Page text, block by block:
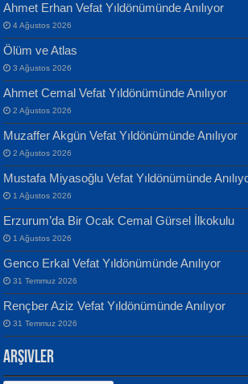
ATİLLA ÖZEN
Sultan Olmadan Önce Eyüp...
EKREM KARABABA
Banu Sancak
Defterimden İçeri...
İsmail Aydos
İnkisar...
Ahmet Erhan Vefat Yıldönümünde Anılıyor
4 Ağustos 2026
Ölüm ve Atlas
3 Ağustos 2026
Ahmet Cemal Vefat Yıldönümünde Anılıyor
2 Ağustos 2026
Muzaffer Akgün Vefat Yıldönümünde Anılıyor
2 Ağustos 2026
Mustafa Miyasoğlu Vefat Yıldönümünde
1 Ağustos 2026
Erzurum’da Bir Ocak Cemal Gürsel İlkokulu
1 Ağustos 2026
Genco Erkal Vefat Yıldönümünde Anılıyor
31 Temmuz 2026
Rençber Aziz Vefat Yıldönümünde Anılıyor
31 Temmuz 2026
Arşivler